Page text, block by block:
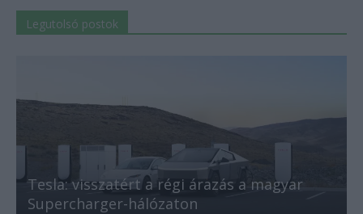
Legutolsó postok
Tesla: visszatért a régi árazás a magyar
Supercharger-hálózaton